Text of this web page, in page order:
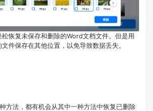
松恢复未保存和删除的Word文档文件。但是用
件保存在其他位置，以免导致数据丢失。
方法，都有机会从其中一种方法中恢复已删除